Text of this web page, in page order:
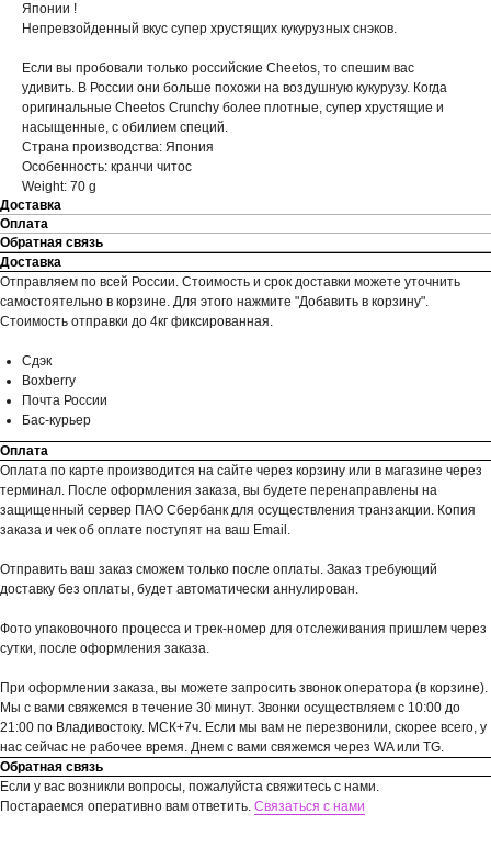
Японии !
Непревзойденный вкус супер хрустящих кукурузных снэков.
Если вы пробовали только российские Cheetos, то спешим вас
удивить. В России они больше похожи на воздушную кукурузу. Когда
оригинальные Cheetos Crunchy более плотные, супер хрустящие и
насыщенные, с обилием специй.
Страна производства: Япония
Особенность: кранчи читос
Weight: 70 g
Доставка
Оплата
Обратная связь
Доставка
Отправляем по всей России. Стоимость и срок доставки можете уточнить
самостоятельно в корзине. Для этого нажмите "Добавить в корзину".
Стоимость отправки до 4кг фиксированная.
Сдэк
Boxberry
Почта России
Бас-курьер
Оплата
Оплата по карте производится на сайте через корзину или в магазине через
терминал. После оформления заказа, вы будете перенаправлены на
защищенный сервер ПАО Сбербанк для осуществления транзакции. Копия
заказа и чек об оплате поступят на ваш Email.
Отправить ваш заказ сможем только после оплаты. Заказ требующий
доставку без оплаты, будет автоматически аннулирован.
Фото упаковочного процесса и трек-номер для отслеживания пришлем через
сутки, после оформления заказа.
При оформлении заказа, вы можете запросить звонок оператора (в корзине).
Мы с вами свяжемся в течение 30 минут. Звонки осуществляем с 10:00 до
21:00 по Владивостоку. МСК+7ч. Если мы вам не перезвонили, скорее всего, у
нас сейчас не рабочее время. Днем с вами свяжемся через WA или TG.
Обратная связь
Если у вас возникли вопросы, пожалуйста свяжитесь с нами.
Постараемся оперативно вам ответить. Связаться с нами